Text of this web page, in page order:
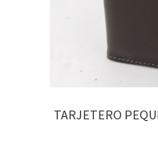
TARJETERO